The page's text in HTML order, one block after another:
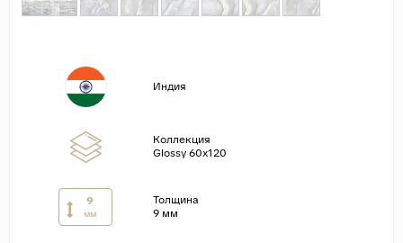
Лаппатированная
Индия
Коллекция
Glossy 60x120
9
мм
Толщина
9 мм